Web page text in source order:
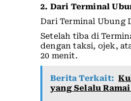
2. Dari Terminal
Dari Terminal Ubung
Setelah tiba di
dengan taksi, ojek,
20 menit.
Berita Terkait:
yang Selalu